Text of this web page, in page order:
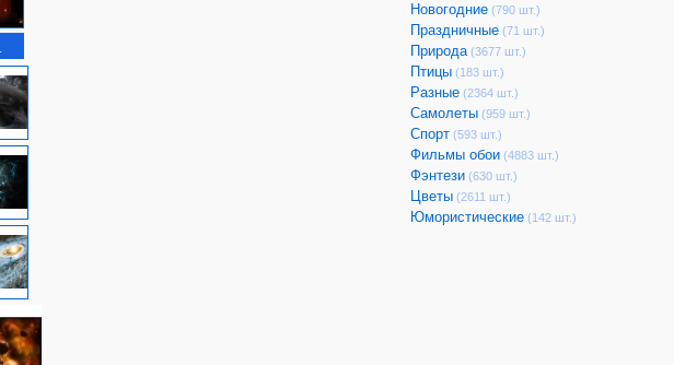
Новогодние (790 шт.)
Праздничные (71 шт.)
Природа (3677 шт.)
Птицы (183 шт.)
Разные (2364 шт.)
Самолеты (959 шт.)
Спорт (593 шт.)
Фильмы обои (4883 шт.)
Фэнтези (630 шт.)
Цветы (2611 шт.)
Юмористические (142 шт.)